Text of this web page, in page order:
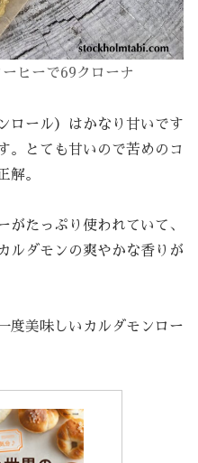
ーヒーで69クローナ
ロール）はかなり甘いです
。とても甘いので苦めのコ
解。
がたっぷり使われていて、
ルダモンの爽やかな香りが
度美味しいカルダモンロー